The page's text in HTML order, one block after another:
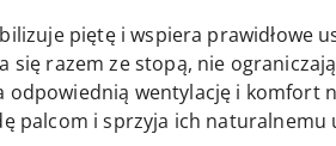
piętę i wspiera prawidłowe
się razem ze stopą, nie
odpowiednią wentylację i komfort
palcom i sprzyja ich naturalnemu